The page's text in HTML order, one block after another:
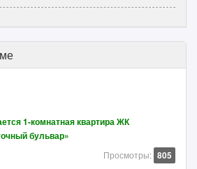
1-комнатная квартира ЖК
бульвар»
Просмотры: 805